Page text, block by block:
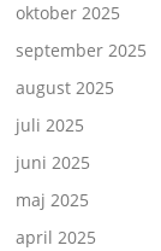
oktober 2025
september 2025
august 2025
juli 2025
juni 2025
maj 2025
april 2025